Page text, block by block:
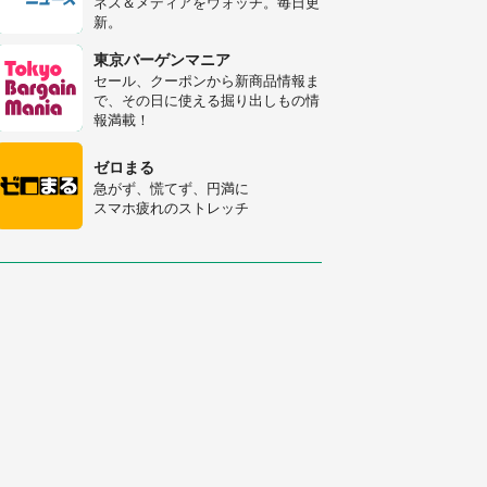
「○○がない街に住んでいます」住
人の呟きに30万人驚がく 何が存在
しないか、あなたはわかる？
「修学旅行に途中参加する娘を送っ
て行ったら、真っ暗な道で遭難状
態。なんとか見つけた民家に助けを
求めると、住人の男性が...」
新。
東京バーゲンマニア
セール、クーポンから新商品情報ま
で、その日に使える掘り出しもの情
報満載！
ゼロまる
急がず、慌てず、円満に
スマホ疲れのストレッチ